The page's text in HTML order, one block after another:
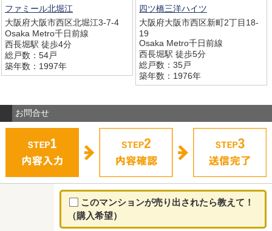
ファミール北堀江
大阪府大阪市西区北堀江3-7-4
Osaka Metro千日前線
西長堀駅 徒歩4分
総戸数：54戸
築年数：1997年
四ツ橋三洋ハイツ
大阪府大阪市西区新町2丁目18-
19
Osaka Metro千日前線
西長堀駅 徒歩5分
総戸数：35戸
築年数：1976年
お問合せ
このマンションが売り出されたら教えて！
（購入希望）